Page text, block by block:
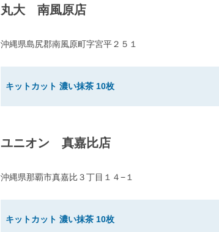
丸大 南風原店
沖縄県島尻郡南風原町字宮平２５１
キットカット 濃い抹茶 10枚
ユニオン 真嘉比店
沖縄県那覇市真嘉比３丁目１４−１
キットカット 濃い抹茶 10枚